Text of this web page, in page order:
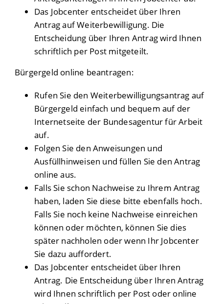
Das Jobcenter entscheidet über Ihren
Antrag auf Weiterbewilligung. Die
Entscheidung über Ihren Antrag wird Ihnen
schriftlich per Post mitgeteilt.
Bürgergeld online beantragen:
Rufen Sie den Weiterbewilligungsantrag auf
Bürgergeld einfach und bequem auf der
Internetseite der Bundesagentur für Arbeit
auf.
Folgen Sie den Anweisungen und
Ausfüllhinweisen und füllen Sie den Antrag
online aus.
Falls Sie schon Nachweise zu Ihrem Antrag
haben, laden Sie diese bitte ebenfalls hoch.
Falls Sie noch keine Nachweise einreichen
können oder möchten, können Sie dies
später nachholen oder wenn Ihr Jobcenter
Sie dazu auffordert.
Das Jobcenter entscheidet über Ihren
Antrag. Die Entscheidung über Ihren Antrag
wird Ihnen schriftlich per Post oder online